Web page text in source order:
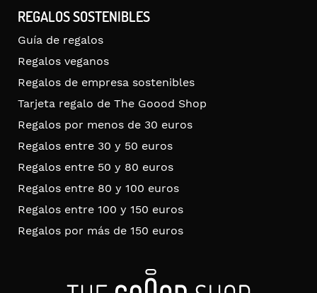
REGALOS SOSTENIBLES
Guía de regalos
Regalos veganos
Regalos de empresa sostenibles
Tarjeta regalo de The Goood Shop
Regalos por menos de 30 euros
Regalos entre 30 y 50 euros
Regalos entre 50 y 80 euros
Regalos entre 80 y 100 euros
Regalos entre 100 y 150 euros
Regalos por más de 150 euros